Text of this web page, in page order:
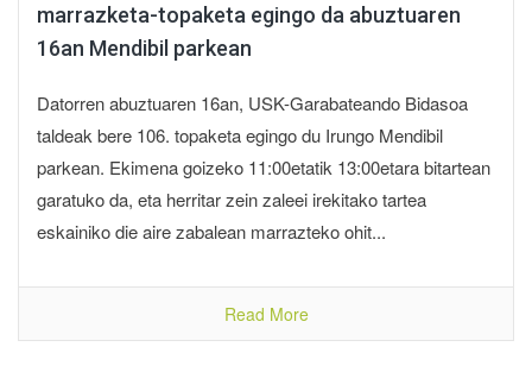
marrazketa-topaketa egingo da abuztuaren
16an Mendibil parkean
Datorren abuztuaren 16an, USK-Garabateando Bidasoa
taldeak bere 106. topaketa egingo du Irungo Mendibil
parkean. Ekimena goizeko 11:00etatik 13:00etara bitartean
garatuko da, eta herritar zein zaleei irekitako tartea
eskainiko die aire zabalean marrazteko ohit...
Read More